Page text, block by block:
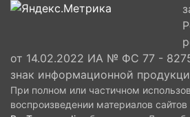
от 14.02.2022 ИА № ФС 77 -
знак информационной
При полном или частичном
воспроизведении материалов